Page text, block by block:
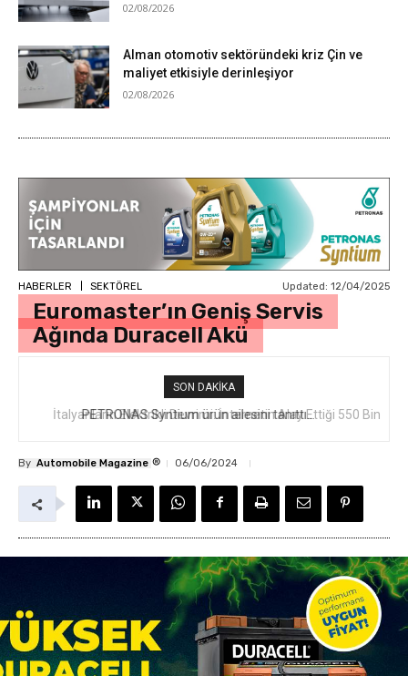
02/08/2026
Alman otomotiv sektöründeki kriz Çin ve
maliyet etkisiyle derinleşiyor
02/08/2026